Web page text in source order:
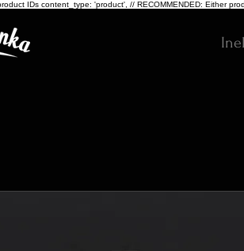
IDs content_type: 'product', // RECOMMENDED: Either